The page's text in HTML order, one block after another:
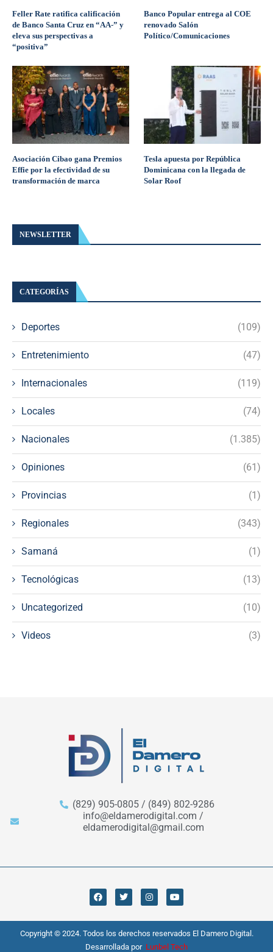
Feller Rate ratifica calificación
de Banco Santa Cruz en “AA-” y
eleva sus perspectivas a
“positiva”
Banco Popular entrega al COE
renovado Salón
Político/Comunicaciones
Asociación Cibao gana Premios
Effie por la efectividad de su
transformación de marca
Tesla apuesta por República
Dominicana con la llegada de
Solar Roof
NEWSLETTER
CATEGORÍAS
Deportes (109)
Entretenimiento (47)
Internacionales (119)
Locales (74)
Nacionales (1.385)
Opiniones (61)
Provincias (1)
Regionales (343)
Samaná (1)
Tecnológicas (13)
Uncategorized (10)
Videos (3)
(829) 905-0805 / (849) 802-9286
info@eldamerodigital.com /
eldamerodigital@gmail.com
Copyright © 2024. Todos los derechos reservados El Damero Digital.
Desarrollada por Lunbel Tech